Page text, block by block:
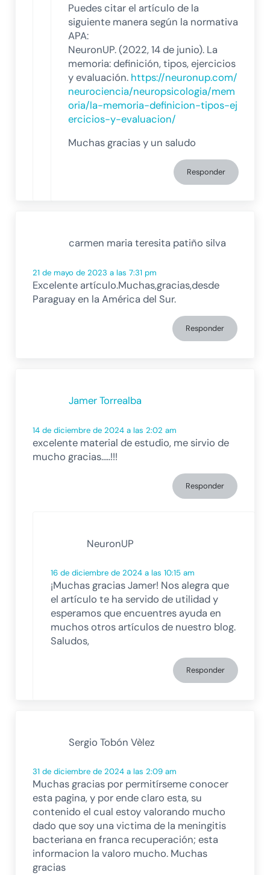
Puedes citar el artículo de la
siguiente manera según la normativa
APA:
NeuronUP. (2022, 14 de junio). La
memoria: definición, tipos, ejercicios
y evaluación. https://neuronup.com/
neurociencia/neuropsicologia/mem
oria/la-memoria-definicion-tipos-ej
ercicios-y-evaluacion/
Muchas gracias y un saludo
Responder
carmen maria teresita patiño silva
21 de mayo de 2023 a las 7:31 pm
Excelente artículo.Muchas,gracias,desde
Paraguay en la América del Sur.
Responder
Jamer Torrealba
14 de diciembre de 2024 a las 2:02 am
excelente material de estudio, me sirvio de
mucho gracias…..!!!
Responder
NeuronUP
16 de diciembre de 2024 a las 10:15 am
¡Muchas gracias Jamer! Nos alegra que
el artículo te ha servido de utilidad y
esperamos que encuentres ayuda en
muchos otros artículos de nuestro blog.
Saludos,
Responder
Sergio Tobón Vèlez
31 de diciembre de 2024 a las 2:09 am
Muchas gracias por permitírseme conocer
esta pagina, y por ende claro esta, su
contenido el cual estoy valorando mucho
dado que soy una victima de la meningitis
bacteriana en franca recuperación; esta
informacion la valoro mucho. Muchas
gracias